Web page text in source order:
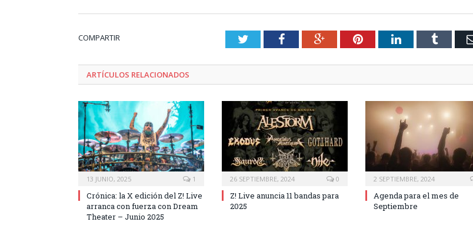
COMPARTIR TwitterFacebookGoogle+PinterestLinkedInTumblr
ARTÍCULOS RELACIONADOS
13 JUNIO, 2025 1
Crónica: la X edición del Z! Live
arranca con fuerza con Dream
Theater – Junio 2025
26 SEPTIEMBRE, 2024 0
Z! Live anuncia 11 bandas para
2025
2 SEPTIEMBRE, 2024
Agenda para el mes de
Septiembre